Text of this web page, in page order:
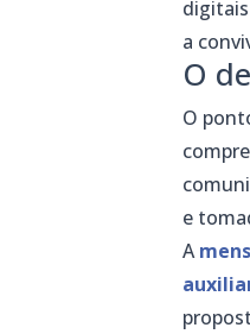
a
O
O
e
A